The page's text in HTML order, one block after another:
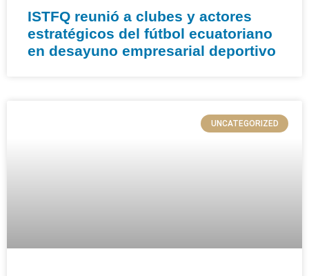
ISTFQ reunió a clubes y actores
estratégicos del fútbol ecuatoriano
en desayuno empresarial deportivo
UNCATEGORIZED